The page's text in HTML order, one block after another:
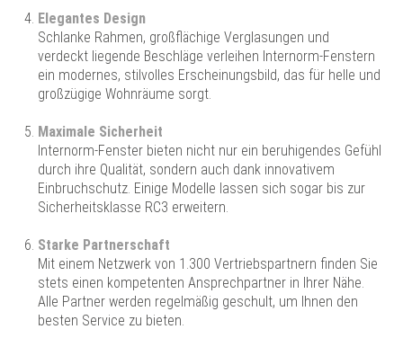
Elegantes Design
Schlanke Rahmen, großflächige Verglasungen und
verdeckt liegende Beschläge verleihen Internorm-Fenstern
ein modernes, stilvolles Erscheinungsbild, das für helle und
großzügige Wohnräume sorgt.
Maximale Sicherheit
Internorm-Fenster bieten nicht nur ein beruhigendes Gefühl
durch ihre Qualität, sondern auch dank innovativem
Einbruchschutz. Einige Modelle lassen sich sogar bis zur
Sicherheitsklasse RC3 erweitern.
Starke Partnerschaft
Mit einem Netzwerk von 1.300 Vertriebspartnern finden Sie
stets einen kompetenten Ansprechpartner in Ihrer Nähe.
Alle Partner werden regelmäßig geschult, um Ihnen den
besten Service zu bieten.